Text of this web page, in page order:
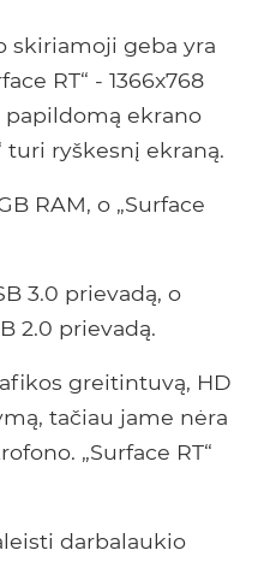
skiriamoji geba yra
RT“ - 1366x768
papildomą ekrano
turi ryškesnį ekraną.
RAM, o „Surface
3.0 prievadą, o
2.0 prievadą.
greitintuvą, HD
tačiau jame nėra
„Surface RT“
darbalaukio